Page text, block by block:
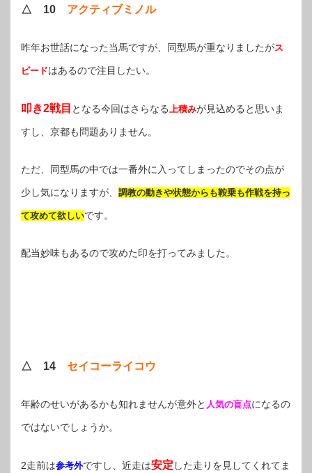
△ 10 アクティブミノル
昨年お世話になった当馬ですが、同型馬が重なりましたがス
ピードはあるので注目したい。
叩き2戦目 となる今回はさらなる上積みが見込めると思いま
すし、京都も問題ありません。
ただ、同型馬の中では一番外に入ってしまったのでその点が
少し気になりますが、 調教の動きや状態からも鞍乗も作戦を持っ
て攻めて欲しいです。
配当妙味もあるので攻めた印を打ってみました。
△ 14 セイコーライコウ
年齢のせいがあるかも知れませんが意外と 人気の盲点になるの
ではないでしょうか。
2走前は参考外ですし、近走は安定 した走りを見してくれてま